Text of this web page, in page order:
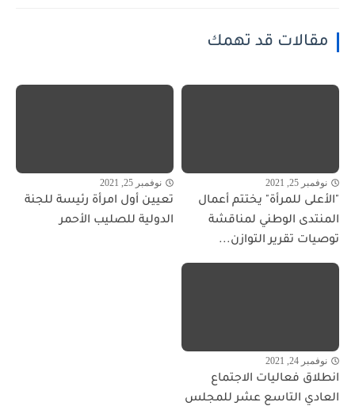
مقالات قد تهمك
نوفمبر 25, 2021
"الأعلى للمرأة" يختتم أعمال
المنتدى الوطني لمناقشة
توصيات تقرير التوازن...
نوفمبر 25, 2021
تعيين أول امرأة رئيسة للجنة
الدولية للصليب الأحمر
نوفمبر 24, 2021
انطلاق فعاليات الاجتماع
العادي التاسع عشر للمجلس